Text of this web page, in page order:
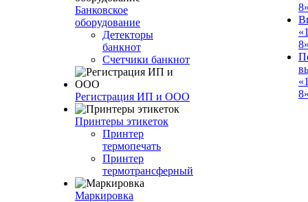
Банковское
оборудование
Детекторы
банкнот
Счетчики банкнот
Регистрация ИП и ООО
Принтеры этикеток
Принтер
термопечать
Принтер
термотрансферный
Маркировка